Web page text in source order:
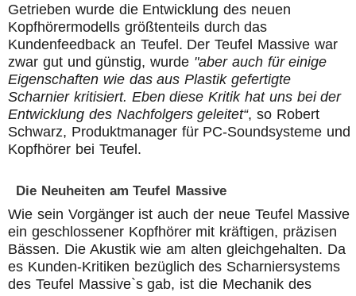
Getrieben wurde die Entwicklung des neuen
Kopfhörermodells größtenteils durch das
Kundenfeedback an Teufel. Der Teufel Massive war
zwar gut und günstig, wurde "aber auch für einige
Eigenschaften wie das aus Plastik gefertigte
Scharnier kritisiert. Eben diese Kritik hat uns bei der
Entwicklung des Nachfolgers geleitet“, so Robert
Schwarz, Produktmanager für PC-Soundsysteme und
Kopfhörer bei Teufel.
Die Neuheiten am Teufel Massive
Wie sein Vorgänger ist auch der neue Teufel Massive
ein geschlossener Kopfhörer mit kräftigen, präzisen
Bässen. Die Akustik wie am alten gleichgehalten. Da
es Kunden-Kritiken bezüglich des Scharniersystems
des Teufel Massive`s gab, ist die Mechanik des